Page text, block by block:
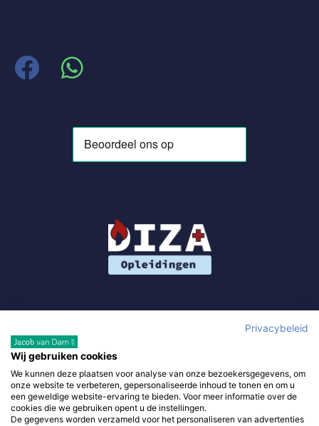
Gebruik van deze site, als onderdeel van DIZA Opleidingen,
betekent dat je dealgemene voorwaardenaccepteert en waar
van toepassing dealgemene voorwaarden van derde
Privacybeleid
Wij gebruiken cookies
We kunnen deze plaatsen voor analyse van onze bezoekersgegevens, om
onze website te verbeteren, gepersonaliseerde inhoud te tonen en om u
een geweldige website-ervaring te bieden. Voor meer informatie over de
cookies die we gebruiken opent u de instellingen.
De gegevens worden verzameld voor het personaliseren van advertenties